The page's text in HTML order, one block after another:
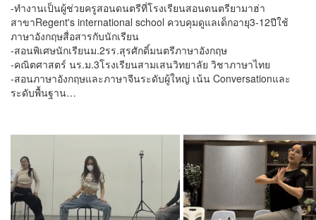
-ทำงานเป็นผู้ช่วยครูสอนดนตรีที่โรงเรียนสอนดนตรียามาฮ่า
สาขาRegent's international school ควบคุมดูแลเด็กอายุ3-12ปีใช้
ภาษาอังกฤษสื่อสารกับนักเรียน
-สอนพิเศษนักเรียนม.2รร.สุรศักดิ์มนตรีภาษาอังกฤษ
-คณิตศาสตร์ นร.ม.3โรงเรียนสามเสนวิทยาลัย วิชาภาษาไทย
-สอนภาษาอังกฤษและภาษาจีนระดับผู้ใหญ่ เน้น Conversationและ
ระดับพื้นฐาน…